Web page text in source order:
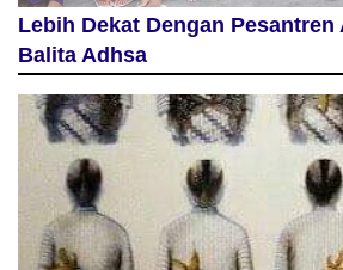
Lebih Dekat Dengan Pesantren
Balita Adhsa